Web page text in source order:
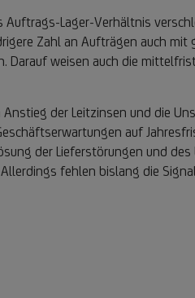
Lager-Verhältnis
Zahl an Aufträgen auch mit
weisen auch die
der Leitzinsen und die
auf
der Lieferstörungen und
fehlen bislang die